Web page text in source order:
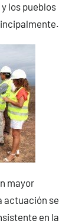
los pueblos
mayor
actuación se
en la